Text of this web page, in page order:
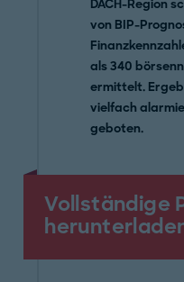
DACH-Region
von BIP-
als 340
ermittelt.
vielfach
geboten.
Vollständige